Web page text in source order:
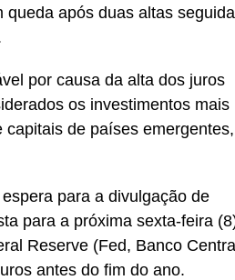
após duas altas
por causa da alta dos juros
os investimentos mais
de países emergentes,
para a divulgação de
para a próxima sexta-feira
Reserve (Fed, Banco Central
antes do fim do ano.